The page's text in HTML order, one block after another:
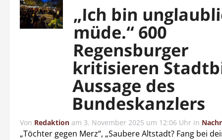
„Ich bin
müde.“ 600
Regensburger
kritisieren
Aussage des
Bundeskanzlers
Von Redaktion am 3. November 2025 um 12:06 Uhr in
„Töchter gegen Merz“, „Saubere Altstadt? Fang bei